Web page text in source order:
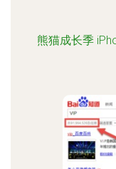
熊猫成长季